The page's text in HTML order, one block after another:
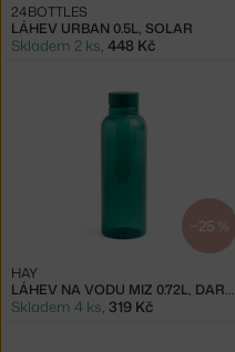
LÁHEV URBAN 0.5L, SOLAR
24BOTTLES
Skladem 2 ks 448 Kč
−25 %
LÁHEV NA VODU MIZ 0.72L, DARK GREEN
HAY
Skladem 4 ks, 319 Kč